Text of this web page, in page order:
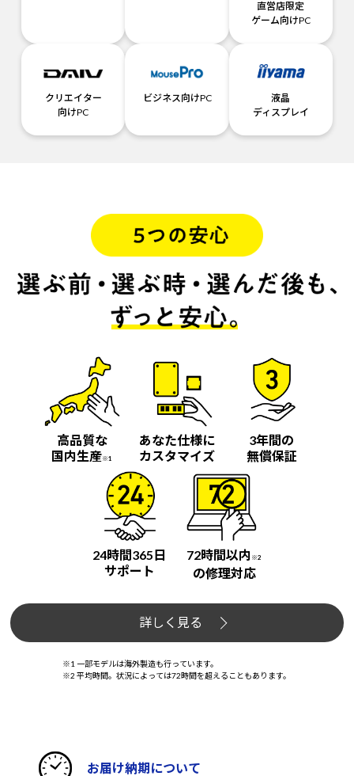
直営店限定
ゲーム向けPC
クリエイター
向けPC
ビジネス向けPC
液晶
ディスプレイ
高品質な
国内生産※1
あなた仕様に
カスタマイズ
3年間の
無償保証
24時間365日
サポート
72時間以内 ※2
の修理対応
詳しく見る
※1 一部モデルは海外製造も行っています。
※2 平均時間。状況によっては72時間を超えることもあります。
お届け納期について